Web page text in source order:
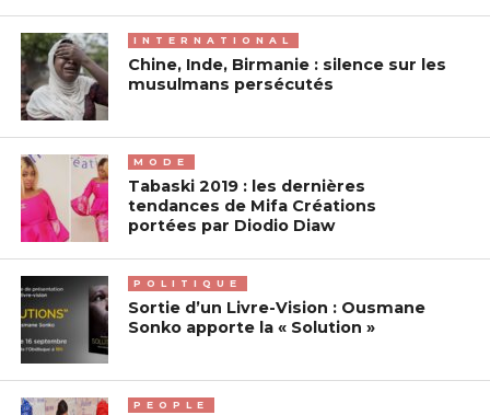
INTERNATIONAL
Chine, Inde, Birmanie : silence sur les
musulmans persécutés
MODE
Tabaski 2019 : les dernières
tendances de Mifa Créations
portées par Diodio Diaw
POLITIQUE
Sortie d’un Livre-Vision : Ousmane
Sonko apporte la « Solution »
PEOPLE